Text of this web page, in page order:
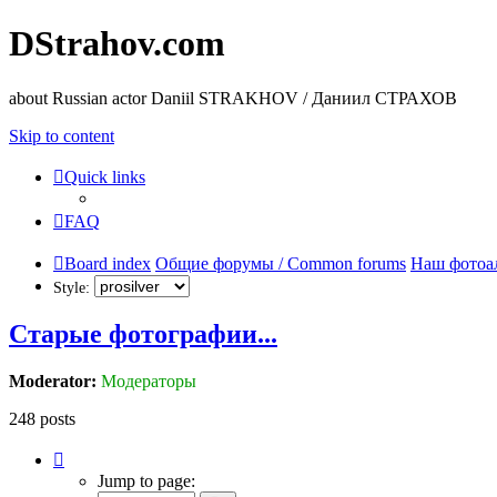
DStrahov.com
about Russian actor Daniil STRAKHOV / Даниил СТРАХОВ
Skip to content
Quick links
FAQ
Board index Общие форумы / Common forums Наш
Style:
Старые фотографии...
Moderator: Модераторы
248 posts
17
Jump to page: